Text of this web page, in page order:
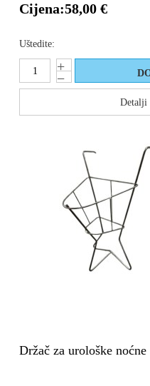
Cijena:58,00 €
Uštedite:
Detalji
Držač za urološke noćne